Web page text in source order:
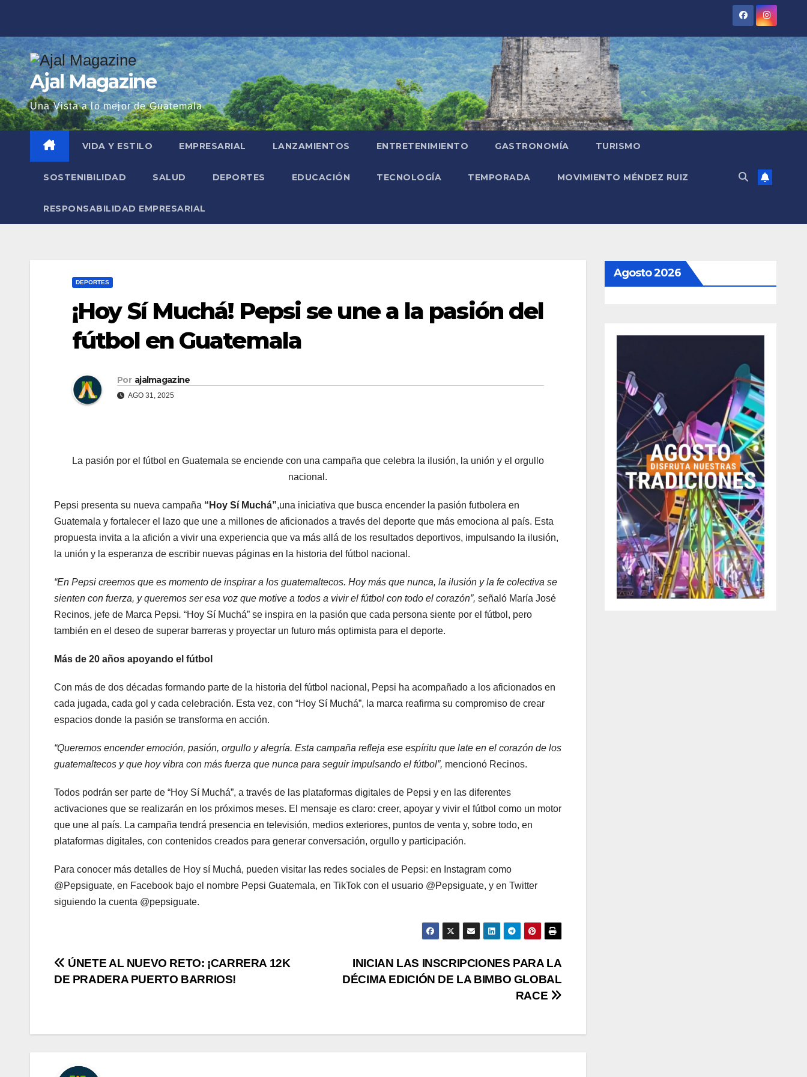
contenido
Ajal Magazine
Una Vista a lo mejor de Guatemala
VIDA Y ESTILO EMPRESARIAL LANZAMIENTOS ENTRETENIMIENTO GASTRONOMÍA TURISMO
SOSTENIBILIDAD SALUD DEPORTES EDUCACIÓN TECNOLOGÍA TEMPORADA MOVIMIENTO MÉNDEZ RUIZ
RESPONSABILIDAD EMPRESARIAL
DEPORTES
¡Hoy Sí Muchá! Pepsi se une a la pasión del
fútbol en Guatemala
Por ajalmagazine
AGO 31, 2025
La pasión por el fútbol en Guatemala se enciende con una campaña que celebra la ilusión, la unión y el orgullo
nacional.
Pepsi presenta su nueva campaña “Hoy Sí Muchá”,una iniciativa que busca encender la pasión futbolera en
Guatemala y fortalecer el lazo que une a millones de aficionados a través del deporte que más emociona al país. Esta
propuesta invita a la afición a vivir una experiencia que va más allá de los resultados deportivos, impulsando la ilusión,
la unión y la esperanza de escribir nuevas páginas en la historia del fútbol nacional.
“En Pepsi creemos que es momento de inspirar a los guatemaltecos. Hoy más que nunca, la ilusión y la fe colectiva se
sienten con fuerza, y queremos ser esa voz que motive a todos a vivir el fútbol con todo el corazón”, señaló María José
Recinos, jefe de Marca Pepsi. “Hoy Sí Muchá” se inspira en la pasión que cada persona siente por el fútbol, pero
también en el deseo de superar barreras y proyectar un futuro más optimista para el deporte.
Más de 20 años apoyando el fútbol
Con más de dos décadas formando parte de la historia del fútbol nacional, Pepsi ha acompañado a los aficionados en
cada jugada, cada gol y cada celebración. Esta vez, con “Hoy Sí Muchá”, la marca reafirma su compromiso de crear
espacios donde la pasión se transforma en acción.
“Queremos encender emoción, pasión, orgullo y alegría. Esta campaña refleja ese espíritu que late en el corazón de los
guatemaltecos y que hoy vibra con más fuerza que nunca para seguir impulsando el fútbol”, mencionó Recinos.
Todos podrán ser parte de “Hoy Sí Muchá”, a través de las plataformas digitales de Pepsi y en las diferentes
activaciones que se realizarán en los próximos meses. El mensaje es claro: creer, apoyar y vivir el fútbol como un motor
que une al país. La campaña tendrá presencia en televisión, medios exteriores, puntos de venta y, sobre todo, en
plataformas digitales, con contenidos creados para generar conversación, orgullo y participación.
Para conocer más detalles de Hoy sí Muchá, pueden visitar las redes sociales de Pepsi: en Instagram como
@Pepsiguate, en Facebook bajo el nombre Pepsi Guatemala, en TikTok con el usuario @Pepsiguate, y en Twitter
siguiendo la cuenta @pepsiguate.
Navegación
INICIAN LAS INSCRIPCIONES PARA LA
DÉCIMA EDICIÓN DE LA BIMBO GLOBAL
RACE
ÚNETE AL NUEVO RETO: ¡CARRERA 12K
DE PRADERA PUERTO BARRIOS!
Agosto 2026